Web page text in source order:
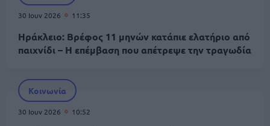
30 Ιουν 2026 11:35
Ηράκλειο: Βρέφος 11 μηνών κατάπιε ελατήριο από
παιχνίδι – Η επέμβαση που απέτρεψε την τραγωδία
Κοινωνία
30 Ιουν 2026 10:52